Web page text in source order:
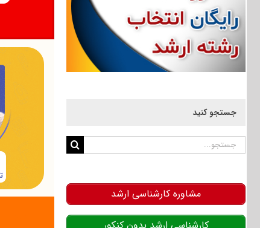
جستجو کنید
جستجو
مشاوره کارشناسی ارشد